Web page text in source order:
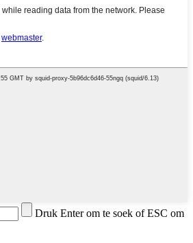
Druk Enter om te soek of ESC om